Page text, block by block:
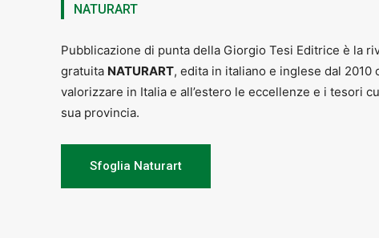
NATURART
Pubblicazione di punta della Giorgio Tesi Editrice è la
gratuita NATURART, edita in italiano e inglese dal 2010
valorizzare in Italia e all’estero le eccellenze e i tesori
sua provincia.
Sfoglia Naturart